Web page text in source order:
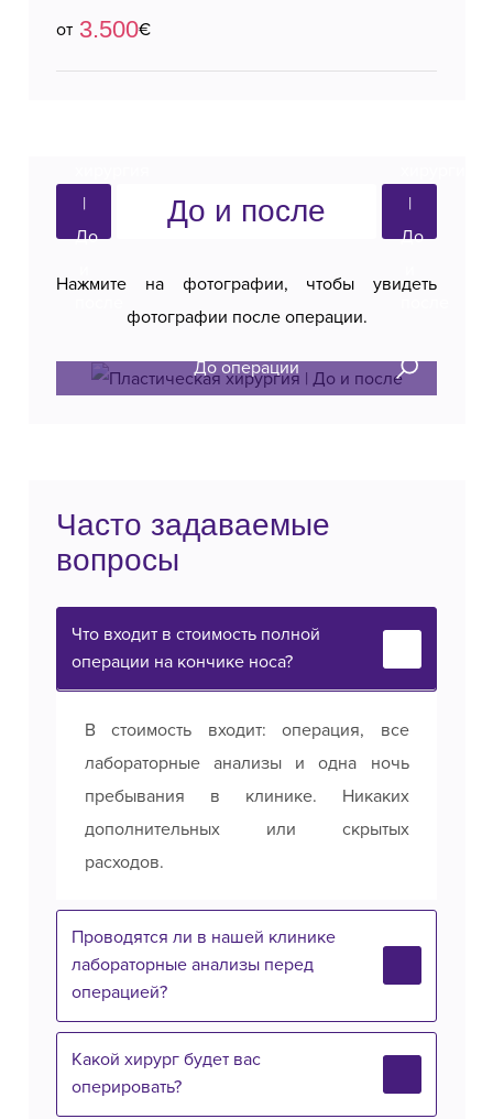
от 3.500€
До и после
Нажмите на фотографии, чтобы увидеть
фотографии после операции.
До операции
Часто задаваемые
вопросы
Что входит в стоимость полной
операции на кончике носа?
В стоимость входит: операция, все
лабораторные анализы и одна ночь
пребывания в клинике. Никаких
дополнительных или скрытых
расходов.
Проводятся ли в нашей клинике
лабораторные анализы перед
операцией?
Какой хирург будет вас
оперировать?